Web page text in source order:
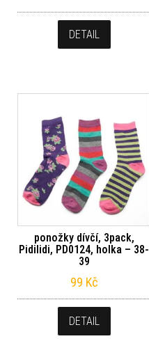
DETAIL
ponožky dívčí, 3pack,
Pidilidi, PD0124, holka – 38-
39
99 Kč
DETAIL